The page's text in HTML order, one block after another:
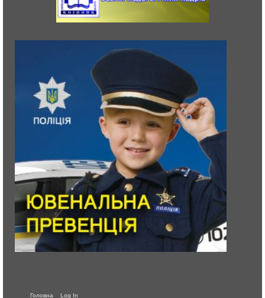
Головна Log In